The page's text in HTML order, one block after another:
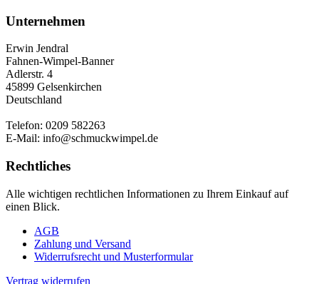
Unternehmen
Erwin Jendral
Fahnen-Wimpel-Banner
Adlerstr. 4
45899 Gelsenkirchen
Deutschland
Telefon: 0209 582263
E-Mail: info@schmuckwimpel.de
Rechtliches
Alle wichtigen rechtlichen Informationen zu Ihrem Einkauf auf
einen Blick.
AGB
Zahlung und Versand
Widerrufsrecht und Musterformular
Vertrag widerrufen